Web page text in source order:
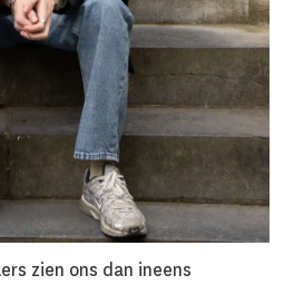
zien ons dan ineens